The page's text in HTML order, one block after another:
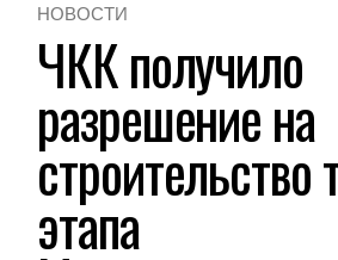
НОВОСТИ
ЧКК получило
разрешение на
строительство
этапа